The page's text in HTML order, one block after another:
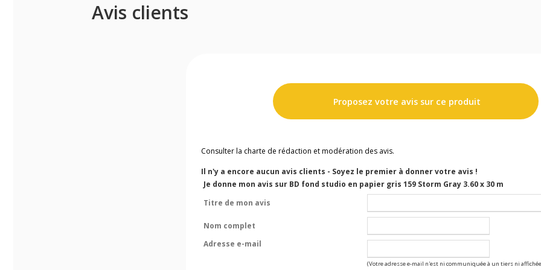
Avis clients
Proposez votre avis sur ce produit
Consulter la charte de rédaction et modération des avis.
Il n'y a encore aucun avis clients - Soyez le premier à donner votre avis !
Je donne mon avis sur BD fond studio en papier gris 159 Storm Gray 3.60 x 30 m
Titre de mon avis
Nom complet
Adresse e-mail
(Votre adresse e-mail n'est ni communiquée à un tiers ni